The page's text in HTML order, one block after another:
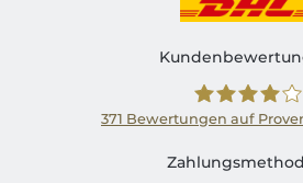
Shirtinator
371 Bewertungen auf